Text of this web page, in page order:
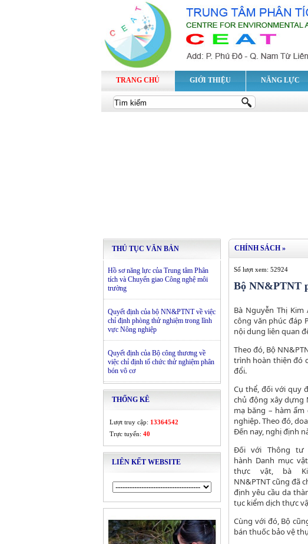
TRANG CHỦ GIỚI THIỆU NĂNG LỰC
THỦ TỤC VĂN BẢN
Hồ sơ năng lực của Trung tâm Phân
tích và Chuyển giao Công nghệ môi
trường
Quyết định của bộ NN&PTNT về việc
chỉ định phòng thử nghiệm trong lĩnh
vực Nông nghiệp
Quyết định của Bộ công thương về
việc chỉ định tổ chức thử nghiệm phân
bón vô cơ
THỐNG KÊ
Lượt truy cập: 13364542
Trực tuyến: 40
LIÊN KẾT WEBSITE
CHÍNH SÁCH »
Số lượt xem: 52924
Bộ NN&PTNT
Bà Nguyễn Thị
công văn phúc đáp
nội dung liên quan
Theo đó, Bộ
trình hoàn thiện đó
đổi.
Cụ thể, đối với quy
chủ động xây dựng
mạ băng – hàm
nghiệp. Theo đó,
Đến nay, nghị định
Đối với Thông tư
hành Danh mục
thực vật, bà
NN&PTNT cũng đã
định yêu cầu da
tục kiểm dịch thực
Cùng với đó, Bộ
bán thuốc bảo vệ